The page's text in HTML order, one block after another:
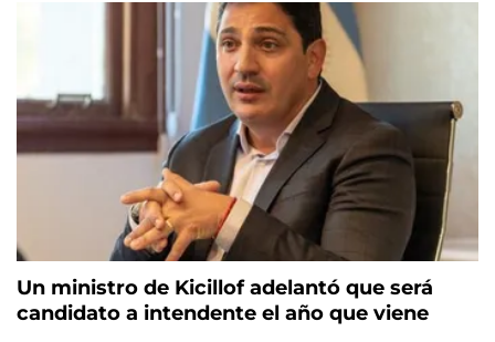
Un ministro de Kicillof adelantó que será
candidato a intendente el año que viene